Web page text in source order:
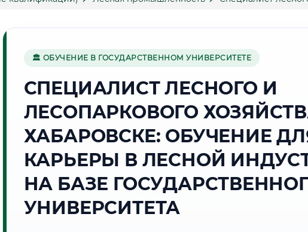
🏛 ОБУЧЕНИЕ В ГОСУДАРСТВЕННОМ УНИВЕРСИТЕТЕ
СПЕЦИАЛИСТ ЛЕСНОГО И
ЛЕСОПАРКОВОГО
ХАБАРОВСКЕ: ОБУЧЕНИЕ
КАРЬЕРЫ В ЛЕСНОЙ
НА БАЗЕ
УНИВЕРСИТЕТА